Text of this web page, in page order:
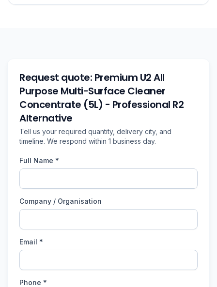
Request quote: Premium U2 All
Purpose Multi-Surface Cleaner
Concentrate (5L) - Professional R2
Alternative
Tell us your required quantity, delivery city, and
timeline. We respond within 1 business day.
Full Name *
Company / Organisation
Email *
Phone *